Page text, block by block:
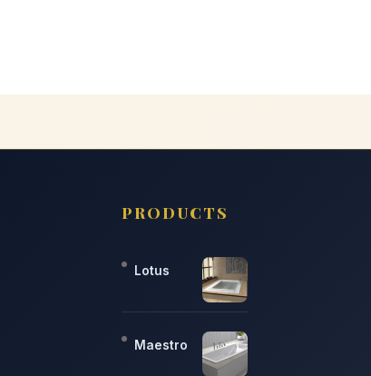
PRODUCTS
Lotus
Maestro